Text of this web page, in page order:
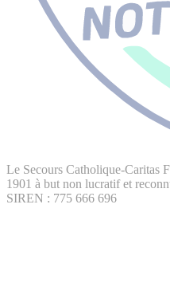
Le Secours Catholique-Caritas
1901 à but non lucratif et
SIREN : 775 666 696